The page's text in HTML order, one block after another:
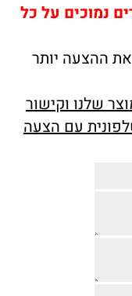
נמוכים על כל
ההצעה יותר
שלנו וקישור
עם הצעה